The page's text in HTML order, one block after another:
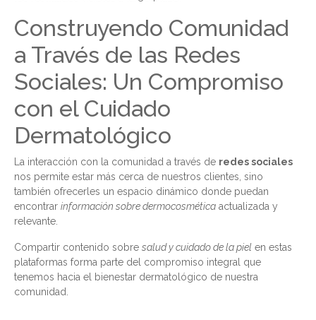
Construyendo Comunidad
a Través de las Redes
Sociales: Un Compromiso
con el Cuidado
Dermatológico
La interacción con la comunidad a través de redes sociales
nos permite estar más cerca de nuestros clientes, sino
también ofrecerles un espacio dinámico donde puedan
encontrar información sobre dermocosmética actualizada y
relevante.
Compartir contenido sobre salud y cuidado de la piel en estas
plataformas forma parte del compromiso integral que
tenemos hacia el bienestar dermatológico de nuestra
comunidad.